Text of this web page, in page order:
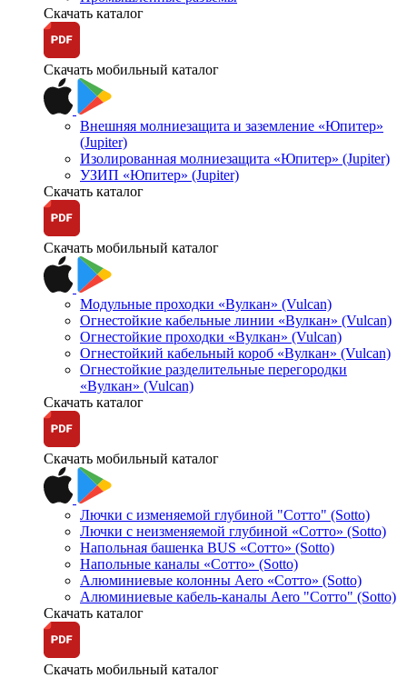
Скачать каталог
Скачать мобильный каталог
Внешняя молниезащита и заземление «Юпитер»
(Jupiter)
Изолированная молниезащита «Юпитер» (Jupiter)
УЗИП «Юпитер» (Jupiter)
Скачать каталог
Скачать мобильный каталог
Модульные проходки «Вулкан» (Vulcan)
Огнестойкие кабельные линии «Вулкан» (Vulcan)
Огнестойкие проходки «Вулкан» (Vulcan)
Огнестойкий кабельный короб «Вулкан» (Vulcan)
Огнестойкие разделительные перегородки
«Вулкан» (Vulcan)
Скачать каталог
Скачать мобильный каталог
Лючки с изменяемой глубиной "Сотто" (Sotto)
Лючки с неизменяемой глубиной «Сотто» (Sotto)
Напольная башенка BUS «Сотто» (Sotto)
Напольные каналы «Сотто» (Sotto)
Алюминиевые колонны Aero «Сотто» (Sotto)
Алюминиевые кабель-каналы Aero "Сотто" (Sotto)
Скачать каталог
Скачать мобильный каталог